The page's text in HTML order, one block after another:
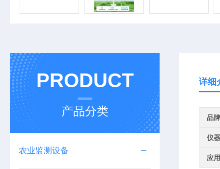
PRODUCT
产品分类
农业监测设备
详细
品牌
仪
应